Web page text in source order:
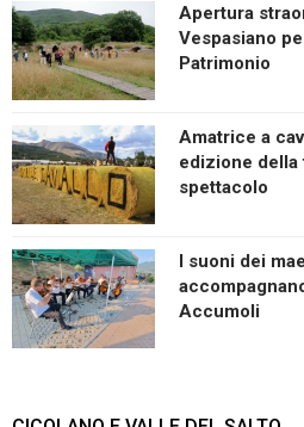
Apertura
Vespasiano
Patrimonio
Amatrice a
edizione della
spettacolo
I suoni dei
Accumoli